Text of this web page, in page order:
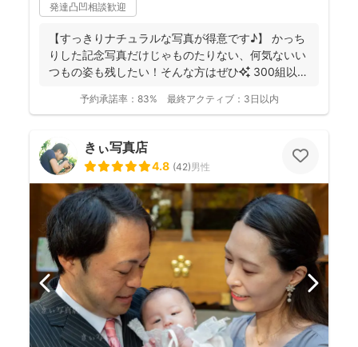
発達凸凹相談歓迎
【すっきりナチュラルな写真が得意です♪】 かっち
りした記念写真だけじゃものたりない、何気ないい
つもの姿も残したい！そんな方はぜひ✨️ 300組以上
予約承諾率： 83% 最終アクティブ： 3日以内
きぃ写真店
4.8 (42)男性